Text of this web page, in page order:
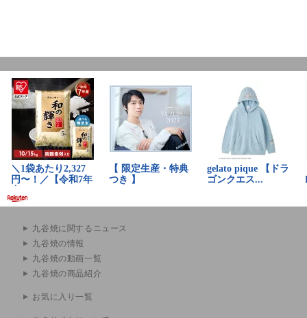
九谷焼に関するニュース
九谷焼の情報
九谷焼の動画一覧
九谷焼の商品紹介
お気に入り一覧